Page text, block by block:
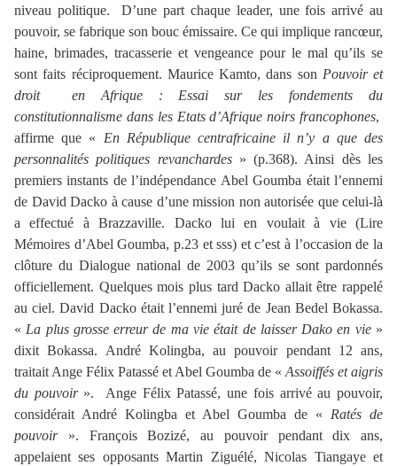
niveau politique. D’une part chaque leader, une fois arrivé au
pouvoir, se fabrique son bouc émissaire. Ce qui implique rancœur,
haine, brimades, tracasserie et vengeance pour le mal qu’ils se
sont faits réciproquement. Maurice Kamto, dans son Pouvoir et
droit en Afrique : Essai sur les fondements du
constitutionnalisme dans les Etats d’Afrique noirs francophones,
affirme que « En République centrafricaine il n’y a que des
personnalités politiques revanchardes» (p.368). Ainsi dès les
premiers instants de l’indépendance Abel Goumba était l’ennemi
de David Dacko à cause d’une mission non autorisée que celui-là
a effectué à Brazzaville. Dacko lui en voulait à vie (Lire
Mémoires d’Abel Goumba, p.23 et sss) et c’est à l’occasion de la
clôture du Dialogue national de 2003 qu’ils se sont pardonnés
officiellement. Quelques mois plus tard Dacko allait être rappelé
au ciel. David Dacko était l’ennemi juré de Jean Bedel Bokassa.
« La plus grosse erreur de ma vie était de laisser Dako en vie»
dixit Bokassa. André Kolingba, au pouvoir pendant 12 ans,
traitait Ange Félix Patassé et Abel Goumba de « Assoiffés et aigris
du pouvoir». Ange Félix Patassé, une fois arrivé au pouvoir,
considérait André Kolingba et Abel Goumba de « Ratés de
pouvoir». François Bozizé, au pouvoir pendant dix ans,
appelaient ses opposants Martin Ziguélé, Nicolas Tiangaye et